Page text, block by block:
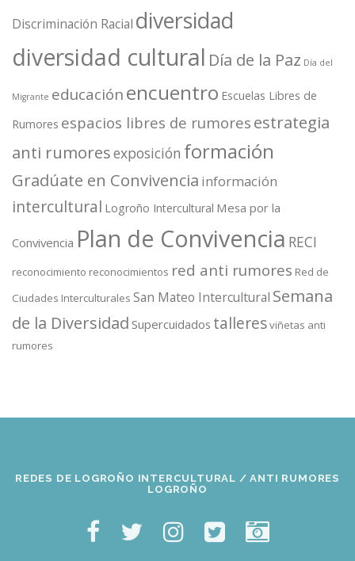
Discriminación Racial diversidad
diversidad cultural Día de la Paz Día del
Migrante educaciónencuentro Escuelas Libres de
Rumores espacios libres de rumores estrategia
anti rumoresexposición formación
Gradúate en Convivencia información
intercultural Logroño Intercultural Mesa por la
Convivencia Plan de Convivencia RECI
reconocimiento reconocimientos red anti rumores Red de
Ciudades Interculturales San Mateo Intercultural Semana
de la Diversidad Supercuidados talleresviñetas anti
rumores
REDES DE LOGROÑO INTERCULTURAL / ANTI RUMORES
LOGROÑO